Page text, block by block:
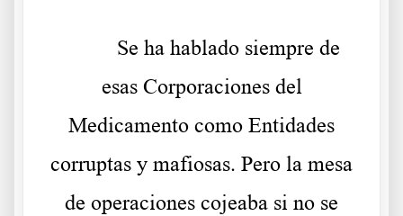
Se ha hablado siempre de
esas Corporaciones del
Medicamento como Entidades
corruptas y mafiosas. Pero la mesa
de operaciones cojeaba si no se